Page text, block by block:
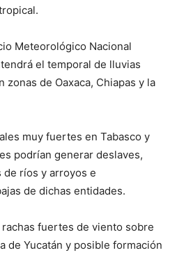
Meteorológico Nacional
el temporal de lluvias
de Oaxaca, Chiapas y la
muy fuertes en Tabasco y
podrían generar deslaves,
de ríos y arroyos e
de dichas entidades.
fuertes de viento sobre
de Yucatán y posible formación